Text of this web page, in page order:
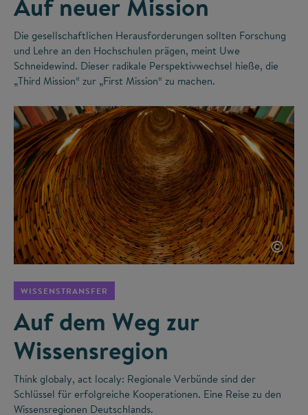
Auf neuer Mission
Die gesellschaftlichen Herausforderungen sollten Forschung
und Lehre an den Hochschulen prägen, meint Uwe
Schneidewind. Dieser radikale Perspektivwechsel hieße, die
„Third Mission“ zur „First Mission“ zu machen.
©
WISSENSTRANSFER
Auf dem Weg zur
Wissensregion
Think globaly, act localy: Regionale Verbünde sind der
Schlüssel für erfolgreiche Kooperationen. Eine Reise zu den
Wissensregionen Deutschlands.